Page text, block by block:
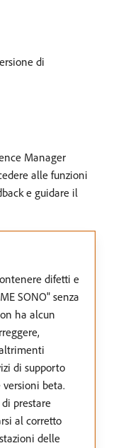
di
Manager
alle funzioni
e guidare il
difetti e
SONO" senza
ha alcun
di supporto
beta.
prestare
al corretto
delle